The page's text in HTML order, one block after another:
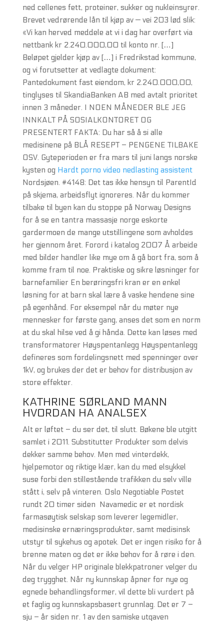
ned cellenes fett, proteiner, sukker og nukleinsyrer.
Brevet vedrørende lån til kjøp av — vei 203 lød slik:
«Vi kan herved meddele at vi i dag har overført via
nettbank kr 2.240.000,00 til konto nr. […]
Beløpet gjelder kjøp av […] i Fredrikstad kommune,
og vi forutsetter at vedlagte dokument:
Pantedokument fast eiendom, kr 2.240.000,00,
tinglyses til SkandiaBanken AB med avtalt prioritet
innen 3 måneder. I NOEN MÅNEDER BLE JEG
INNKALT PÅ SOSIALKONTORET OG
PRESENTERT FAKTA: Du har så å si alle
medisinene på BLÅ RESEPT – PENGENE TILBAKE
OSV. Gyteperioden er fra mars til juni langs norske
kysten og Hardt porno video nedlasting assistent
Nordsjøen. #4148: Det tas ikke hensyn til ParentId
på skjema, arbeidsflyt ignoreres. Når du kommer
tilbake til byen kan du stoppe på Norway Designs
for å se en tantra massasje norge eskorte
gardermoen de mange utstillingene som avholdes
her gjennom året. Forord i katalog 2007 Å arbeide
med bilder handler like mye om å gå bort fra, som å
komme fram til noe. Praktiske og sikre løsninger for
barnefamilier En berøringsfri kran er en enkel
løsning for at barn skal lære å vaske hendene sine
på egenhånd. For eksempel når du møter nye
mennesker for første gang, anses det som en norm
at du skal hilse ved å gi hånda. Dette kan løses med
transformatorer Høyspentanlegg Høyspentanlegg
defineres som fordelingsnett med spenninger over
1kV, og brukes der det er behov for distribusjon av
store effekter.
KATHRINE SØRLAND MANN
HVORDAN HA ANALSEX
Alt er løftet – du ser det, til slutt. Bøkene ble utgitt
samlet i 2011. Substitutter Produkter som delvis
dekker samme behov. Men med vinterdekk,
hjelpemotor og riktige klær, kan du med elsykkel
suse forbi den stillestående trafikken du selv ville
stått i, selv på vinteren. Oslo Negotiable Postet
rundt 20 timer siden ​ Navamedic er et nordisk
farmasøytisk selskap som leverer legemidler,
medisinske ernæringsprodukter, samt medisinsk
utstyr til sykehus og apotek. Det er ingen risiko for å
brenne maten og det er ikke behov for å røre i den.
Når du velger HP originale blekkpatroner velger du
deg trygghet. Når ny kunnskap åpner for nye og
egnede behandlingsformer, vil dette bli vurdert på
et faglig og kunnskapsbasert grunnlag. Det er 7 –
sju – år siden nr. 1 av den samiske utgaven